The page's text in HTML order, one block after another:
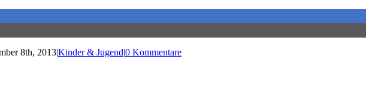
8th, 2013|Kinder & Jugend|0 Kommentare